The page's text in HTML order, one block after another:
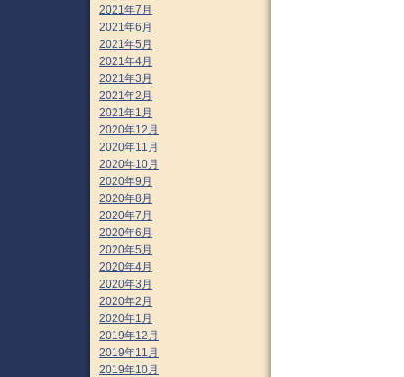
2021年7月
2021年6月
2021年5月
2021年4月
2021年3月
2021年2月
2021年1月
2020年12月
2020年11月
2020年10月
2020年9月
2020年8月
2020年7月
2020年6月
2020年5月
2020年4月
2020年3月
2020年2月
2020年1月
2019年12月
2019年11月
2019年10月